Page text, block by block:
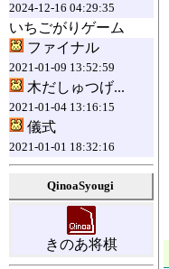
2024-12-16 04:29:35
いちごがりゲーム
ファイナル
2021-01-09 13:52:59
木だしゅつげ...
2021-01-04 13:16:15
儀式
2021-01-01 18:32:16
QinoaSyougi
きのあ将棋